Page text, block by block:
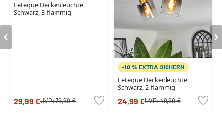
Leteque Deckenleuchte
Schwarz, 3-flammig
29,99 €UVP:79,99 €
-10 % EXTRA SICHERN
Leteque Deckenleuchte
Schwarz, 2-flammig
24,99 €UVP:49,99 €